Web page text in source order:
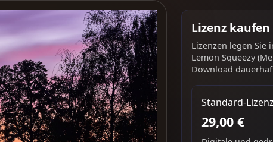
Lizenz kaufen
Lizenzen legen Sie
Lemon Squeezy
Download
Standard-Lizenz
29,00 €